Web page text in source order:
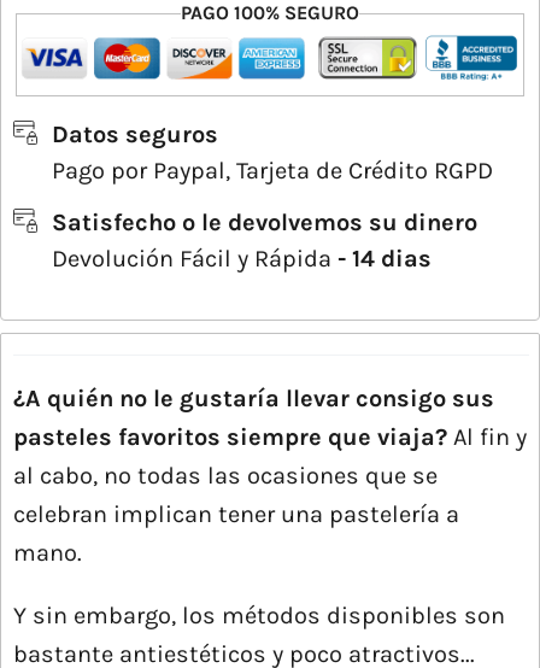
PAGO 100% SEGURO
Datos seguros
Pago por Paypal, Tarjeta de Crédito RGPD
Satisfecho o le devolvemos su dinero
Devolución Fácil y Rápida - 14 dias
¿A quién no le gustaría llevar consigo sus
pasteles favoritos siempre que viaja? Al fin y
al cabo, no todas las ocasiones que se
celebran implican tener una pastelería a
mano.
Y sin embargo, los métodos disponibles son
bastante antiestéticos y poco atractivos...